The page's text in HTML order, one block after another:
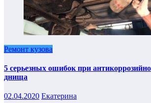
Ремонт кузова
5 серьезных ошибок при
днища
02.04.2020 Екатерина